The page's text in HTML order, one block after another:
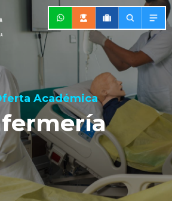
Académica